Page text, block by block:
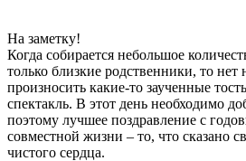
На заметку!
Когда собирается небольшое
только близкие родственники, то нет
произносить какие-то заученные
спектакль. В этот день необходимо
поэтому лучшее поздравление с
совместной жизни – то, что сказано
чистого сердца.